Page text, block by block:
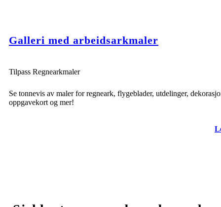
Galleri med arbeidsarkmaler
Tilpass Regnearkmaler
Se tonnevis av maler for regneark, flygeblader, utdelinger,
oppgavekort og mer!